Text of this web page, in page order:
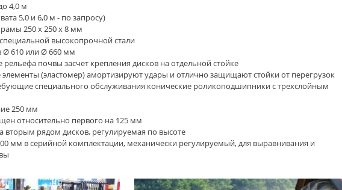
4,0 м
5,0 и 6,0 м - по запросу)
250 х 250 х 8 мм
высокопрочной стали
Ø 610 или Ø 660 мм
почвы засчет крепления дисков на отдельной стойке
(эластомер) амортизируют удары и отлично защищают стойки от перегрузок
специального обслуживания конические роликоподшипники с трехслойным
250 мм
относительно первого на 125 мм
вторым рядом дисков, регулируемая по высоте
мм в серийной комплектации, механически регулируемый, для выравнивания и